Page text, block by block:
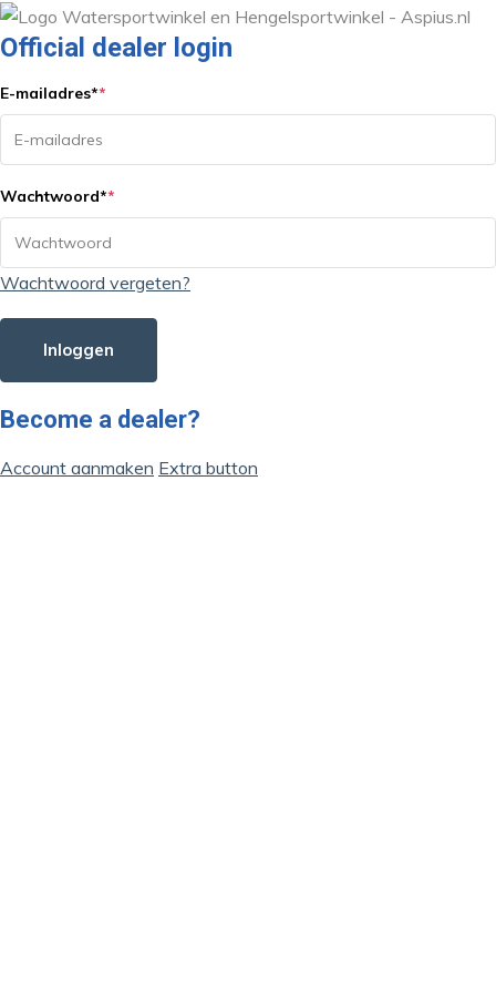
Official dealer login
E-mailadres**
Wachtwoord**
Wachtwoord vergeten?
Inloggen
Become a dealer?
Account aanmaken Extra button